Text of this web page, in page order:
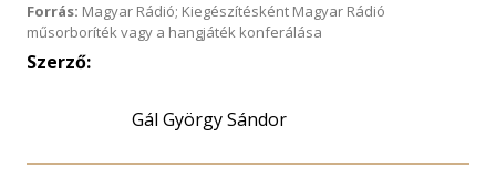
Forrás: Magyar Rádió; Kiegészítésként Magyar Rádió
műsorboríték vagy a hangjáték konferálása
Szerző:
Gál György Sándor